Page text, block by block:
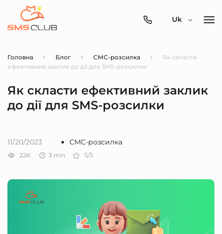
0800-
Uk
Головна Блог СМС-розсилка
Як скласти
ефективний заклик до дії для SMS-розсилки
Як скласти ефективний заклик
до дії для SMS-розсилки
11/20/2023 СМС-розсилка
22K 3 min 5/5